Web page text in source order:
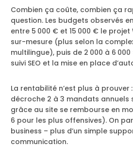
Combien ça coûte, combien ça
question. Les budgets observés
entre 5 000 € et 15 000 € le
sur-mesure (plus selon la
multilingue), puis de 2 000 à 6
suivi SEO et la mise en place
La rentabilité n’est plus à prouver :
décroche 2 à 3 mandats annuels
grâce au site se rembourse en
6 pour les plus offensives). On
business – plus d’un simple
communication.